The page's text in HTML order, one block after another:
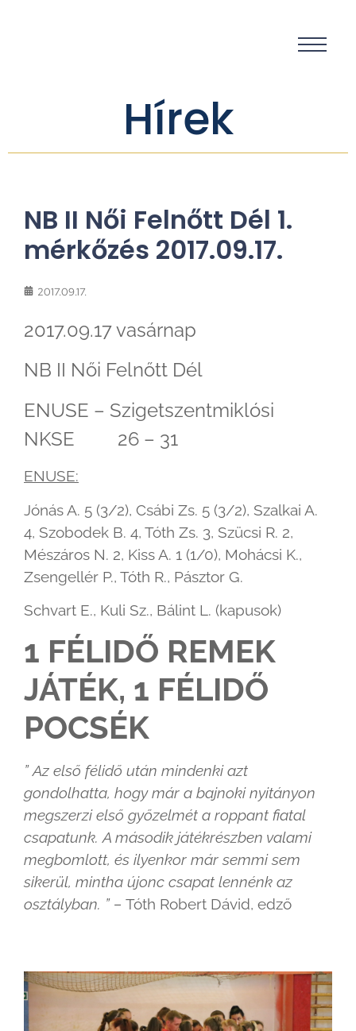
Hírek
NB II Női Felnőtt Dél 1.
mérkőzés 2017.09.17.
2017.09.17.
2017.09.17 vasárnap
NB II Női Felnőtt Dél
ENUSE – Szigetszentmiklósi
NKSE 26 – 31
ENUSE:
Jónás A. 5 (3/2), Csábi Zs. 5 (3/2), Szalkai A.
4, Szobodek B. 4, Tóth Zs. 3, Szücsi R. 2,
Mészáros N. 2, Kiss A. 1 (1/0), Mohácsi K.,
Zsengellér P., Tóth R., Pásztor G.
Schvart E., Kuli Sz., Bálint L. (kapusok)
1 FÉLIDŐ REMEK
JÁTÉK, 1 FÉLIDŐ
POCSÉK
”Az első félidő után mindenki azt
gondolhatta, hogy már a bajnoki nyitányon
megszerzi első győzelmét a roppant fiatal
csapatunk. A második játékrészben valami
megbomlott, és ilyenkor már semmi sem
sikerül, mintha újonc csapat lennénk az
osztályban. ” – Tóth Robert Dávid, edző